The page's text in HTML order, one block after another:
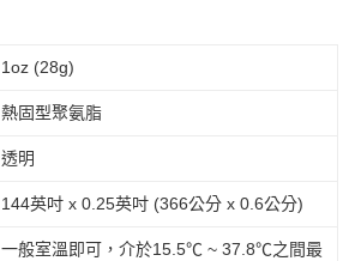
1oz (28g)
熱固型聚氨脂
透明
144英吋 x 0.25英吋 (366公分 x 0.6公分)
一般室溫即可，介於15.5℃ ~ 37.8℃之間最